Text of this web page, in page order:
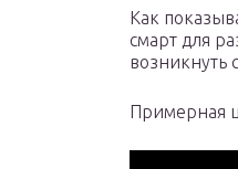
Как
смарт для
возникнуть
Примерная